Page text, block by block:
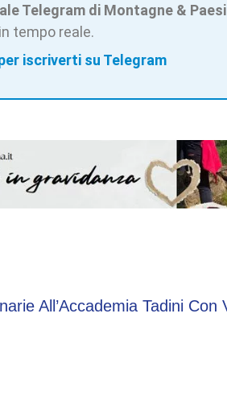
Telegram di Montagne & Paesi
tempo reale.
iscriverti su Telegram